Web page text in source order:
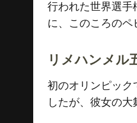
行われた世界選手
に、このころのペ
リメハンメル
初のオリンピック
したが、彼女の